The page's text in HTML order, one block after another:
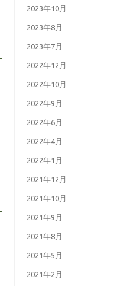
2023年10月
2023年8月
2023年7月
2022年12月
2022年10月
2022年9月
2022年6月
2022年4月
2022年1月
2021年12月
2021年10月
2021年9月
2021年8月
2021年5月
2021年2月